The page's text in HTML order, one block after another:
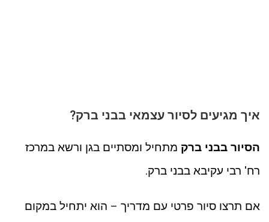
איך מגיעים לסיור עצמאי בבני ברק?
הסיור בבני ברק מתחיל ומסתיים בגן ורשא במרכז
רח' רבי עקיבא בבני ברק.
אם תרצו סיור פרטי עם מדריך – הוא יתחיל במקום